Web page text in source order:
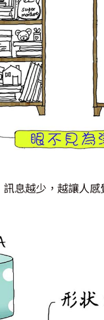
息越少，越讓人感